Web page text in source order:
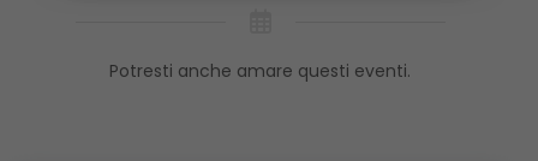
Potresti anche amare questi eventi.